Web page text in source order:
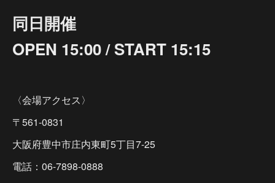
同日開催
OPEN 15:00 / START 15:15
〈会場アクセス〉
〒561-0831
大阪府豊中市庄内東町5丁目7-25
電話：06-7898-0888